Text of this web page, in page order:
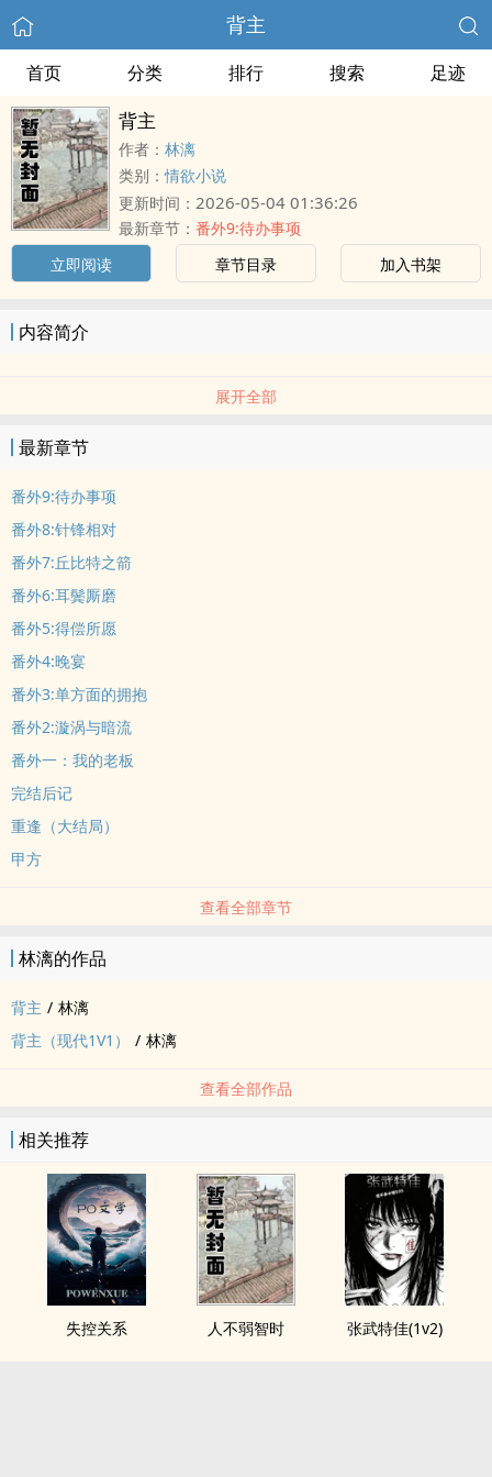
背主
首页 分类 排行 搜索 足迹
背主
作者： 林漓
类别：情欲小说
更新时间： 2026-05-04 01:36:26
最新章节： 番外9:待办事项
立即阅读
章节目录 加入书架
内容简介
展开全部
最新章节
番外9:待办事项
番外8:针锋相对
番外7:丘比特之箭
番外6:耳鬓厮磨
番外5:得偿所愿
番外4:晚宴
番外3:单方面的拥抱
番外2:漩涡与暗流
番外一：我的老板
完结后记
重逢（大结局）
甲方
查看全部章节
林漓的作品
背主 / 林漓
背主（现代1V1）
/ 林漓
查看全部作品
相关推荐
失控关系 人不弱智时 张武特佳(1v2)